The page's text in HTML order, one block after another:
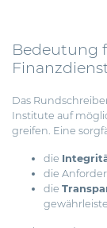
Bedeutung
Das
Institute auf
greifen. Eine
die
die
die